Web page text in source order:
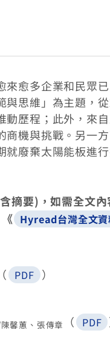
來愈多企業和民眾
與思維」為主題，
動歷程；此外，來
商機與挑戰。另一
廢棄太陽能板進
摘要)，如需全文
Hyread台灣全文資
（ PDF ）
馨蕙、張傳章 （ PDF